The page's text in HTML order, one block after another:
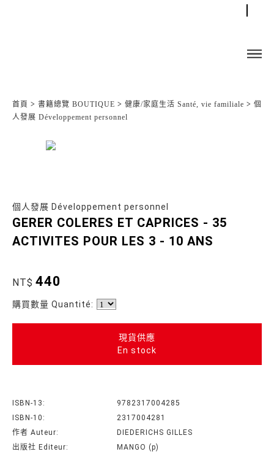
首頁 > 書籍總覽 BOUTIQUE > 健康/家庭生活 Santé, vie familiale > 個
人發展 Développement personnel
個人發展 Développement personnel
GERER COLERES ET CAPRICES - 35
ACTIVITES POUR LES 3 - 10 ANS
NT$ 440
購買數量 Quantité:
現貨供應
En stock
ISBN-13:
9782317004285
ISBN-10:
2317004281
作者 Auteur:
DIEDERICHS GILLES
出版社 Editeur:
MANGO (p)